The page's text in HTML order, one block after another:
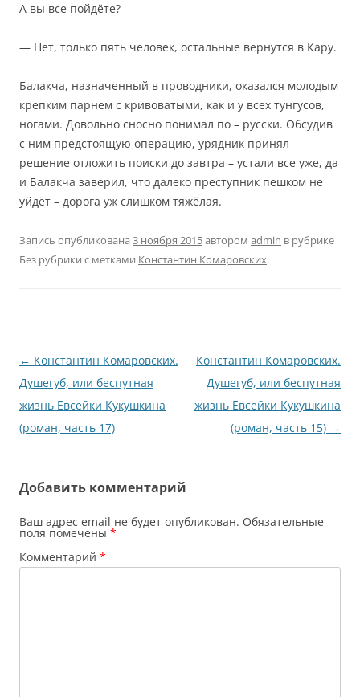
А вы все пойдёте?
— Нет, только пять человек, остальные вернутся в Кару.
Балакча, назначенный в проводники, оказался молодым
крепким парнем с кривоватыми, как и у всех тунгусов,
ногами. Довольно сносно понимал по – русски. Обсудив
с ним предстоящую операцию, урядник принял
решение отложить поиски до завтра – устали все уже, да
и Балакча заверил, что далеко преступник пешком не
уйдёт – дорога уж слишком тяжёлая.
Запись опубликована 3 ноября 2015автором admin в рубрике
Без рубрики с метками Константин Комаровских.
Навигация
по
записям
← Константин Комаровских.
Душегуб, или беспутная
жизнь Евсейки Кукушкина
(роман, часть 17)
Константин Комаровских.
Душегуб, или беспутная
жизнь Евсейки Кукушкина
(роман, часть 15) →
Добавить комментарий
Ваш адрес email не будет опубликован. Обязательные
поля помечены *
Комментарий *